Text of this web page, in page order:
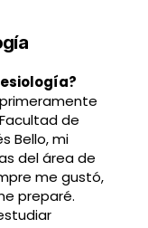
de
Bello, mi
del área de
me gustó,
preparé.